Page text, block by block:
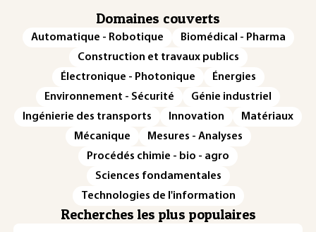
Domaines couverts
Automatique - Robotique
Biomédical - Pharma
Construction et travaux publics
Électronique - Photonique
Énergies
Environnement - Sécurité
Génie industriel
Ingénierie des transports
Innovation
Matériaux
Mécanique
Mesures - Analyses
Procédés chimie - bio - agro
Sciences fondamentales
Technologies de l'information
Recherches les plus populaires